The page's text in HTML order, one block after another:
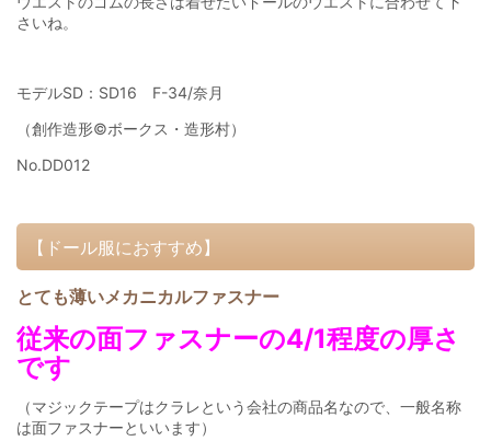
さいね。
モデルSD：SD16 F-34/奈月
（創作造形©ボークス・造形村）
No.DD012
【ドール服におすすめ】
とても薄いメカニカルファスナー
従来の面ファスナーの4/1程度の厚さ
です
（マジックテープはクラレという会社の商品名なので、一般名称
は面ファスナーといいます）